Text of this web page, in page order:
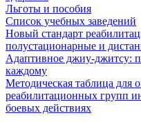
Льготы и пособия
Список учебных заведений
Новый стандарт
полустационарные и
Адаптивное джиу-джитсу:
каждому
Методическая таблица для
реабилитационных групп
боевых действиях